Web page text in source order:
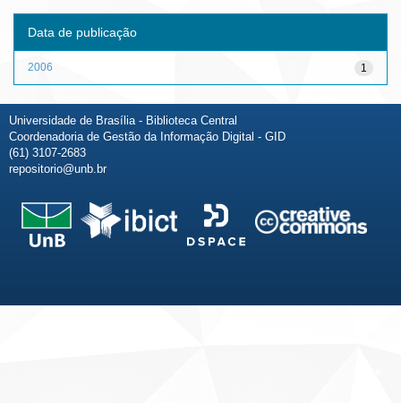
Data de publicação
1
2006
Universidade de Brasília - Biblioteca Central
Coordenadoria de Gestão da Informação Digital - GID
(61) 3107-2683
repositorio@unb.br